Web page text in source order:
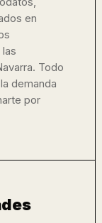
en
Todo
demanda
por